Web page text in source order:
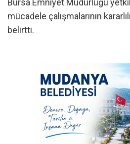
Bursa Emniyet Müdürlüğü
mücadele çalışmalarının
belirtti.